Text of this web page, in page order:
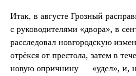
Итак, в августе Грозный
с руководителями «двора», в
расследовал новгородскую
отрёкся от престола, затем в
новую опричнину — «удел», и,